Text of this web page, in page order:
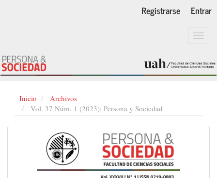
lateral
Registrarse
Entrar
Inicio
Archivos
Vol. 37 Núm. 1 (2023): Persona y Sociedad